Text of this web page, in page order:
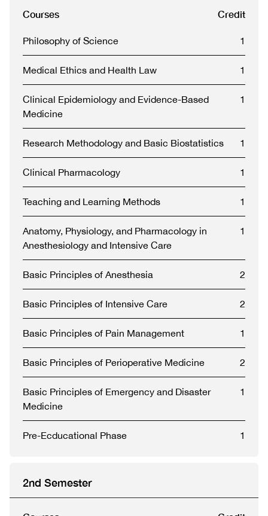
Courses Credit
Philosophy of Science 1
Medical Ethics and Health Law 1
Clinical Epidemiology and Evidence-Based
Medicine
1
Research Methodology and Basic Biostatistics 1
Clinical Pharmacology 1
Teaching and Learning Methods 1
Anatomy, Physiology, and Pharmacology in
Anesthesiology and Intensive Care
1
Basic Principles of Anesthesia 2
Basic Principles of Intensive Care 2
Basic Principles of Pain Management 1
Basic Principles of Perioperative Medicine 2
Basic Principles of Emergency and Disaster
Medicine
1
Pre-Ecducational Phase 1
2nd Semester